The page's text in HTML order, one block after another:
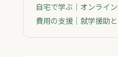
自宅で学ぶ｜オンライ
費用の支援｜就学援助